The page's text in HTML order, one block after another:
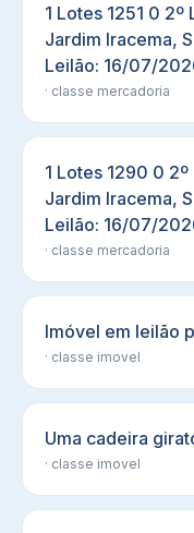
1 Lotes 1251 0
Jardim Iracema,
Leilão: 16/07/
· classe mercadoria
1 Lotes 1290 0
Jardim Iracema,
Leilão: 16/07/
· classe mercadoria
Imóvel em leilão
· classe imovel
Uma cadeira
· classe imovel